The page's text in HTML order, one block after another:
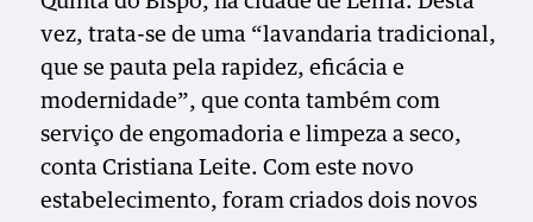
vez, trata-se de uma “lavandaria tradicional,
que se pauta pela rapidez, eficácia e
modernidade”, que conta também com
serviço de engomadoria e limpeza a seco,
conta Cristiana Leite. Com este novo
estabelecimento, foram criados dois novos